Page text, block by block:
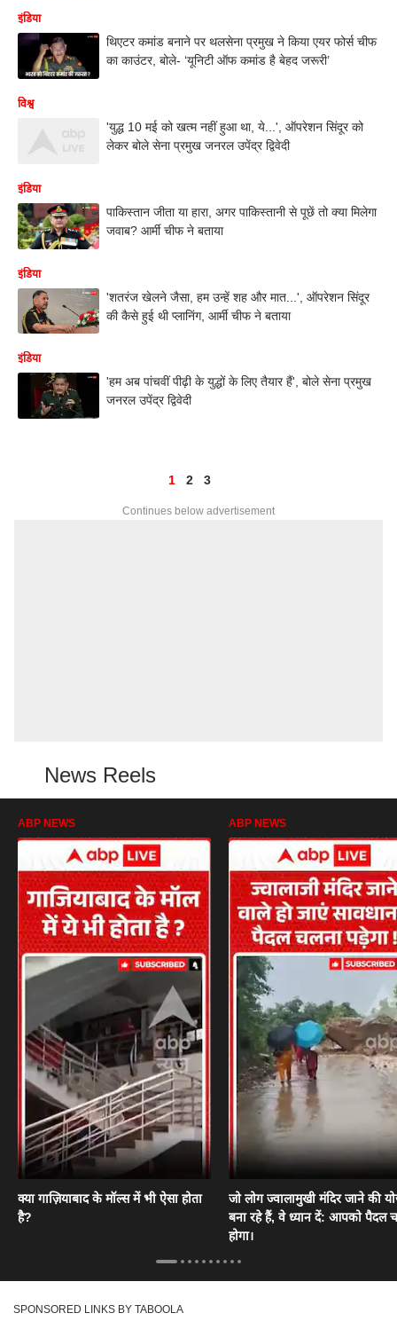
इंडिया
थिएटर कमांड बनाने पर थलसेना प्रमुख ने किया एयर फोर्स चीफ
का काउंटर, बोले- ‘यूनिटी ऑफ कमांड है बेहद जरूरी’
विश्व
'युद्ध 10 मई को खत्म नहीं हुआ था, ये...', ऑपरेशन सिंदूर को
लेकर बोले सेना प्रमुख जनरल उपेंद्र द्विवेदी
इंडिया
पाकिस्तान जीता या हारा, अगर पाकिस्तानी से पूछें तो क्या मिलेगा
जवाब? आर्मी चीफ ने बताया
इंडिया
'शतरंज खेलने जैसा, हम उन्हें शह और मात...', ऑपरेशन सिंदूर
की कैसे हुई थी प्लानिंग, आर्मी चीफ ने बताया
इंडिया
'हम अब पांचवीं पीढ़ी के युद्धों के लिए तैयार हैं', बोले सेना प्रमुख
जनरल उपेंद्र द्विवेदी
1 2 3
Continues below advertisement
News Reels
ABP NEWS
क्या गाज़ियाबाद के मॉल्स में भी ऐसा होता
है?
ABP NEWS
जो लोग ज्वालामुखी मंदिर जाने की
बना रहे हैं, वे ध्यान दें: आपको पैदल
होगा।
SPONSORED LINKS BY TABOOLA